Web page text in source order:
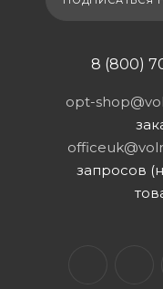
8 (800)
opt-
запросов